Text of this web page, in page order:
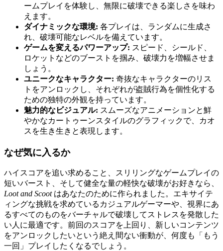
ームプレイを体験し、無限に破壊できる楽しさを味わ
えます。
ダイナミックな環境: 各プレイは、ランダムに生成さ
れ、破壊可能なレベルを備えています。
ゲームを変えるパワーアップ: スピード、シールド、
ロケットなどのブーストを掴み、破壊力を増幅させま
しょう。
ユニークなキャラクター: 奇抜なキャラクターのリス
トをアンロックし、それぞれが盗賊行為を個性化する
ための独特の外観を持っています。
魅力的なビジュアル: スムーズなアニメーションと鮮
やかなカートゥーンスタイルのグラフィックで、カオ
スを生き生きと表現します。
なぜ気に入るか
ハイスコアを追い求めること、スリリングなゲームプレイの
短いバースト、そして健全な量の軽快な破壊がお好きなら、
Loot and Scootはあなたのために作られました。エキサイテ
ィングな挑戦を求めているカジュアルゲーマーや、視界にあ
るすべてのものをバーチャルで破壊してストレスを発散した
い人に最適です。前回のスコアを上回り、新しいコンテンツ
をアンロックしたいという絶え間ない衝動が、何度も「もう
一回」プレイしたくなるでしょう。